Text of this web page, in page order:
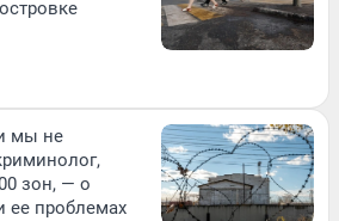
мы не
зон, — о
ее проблемах